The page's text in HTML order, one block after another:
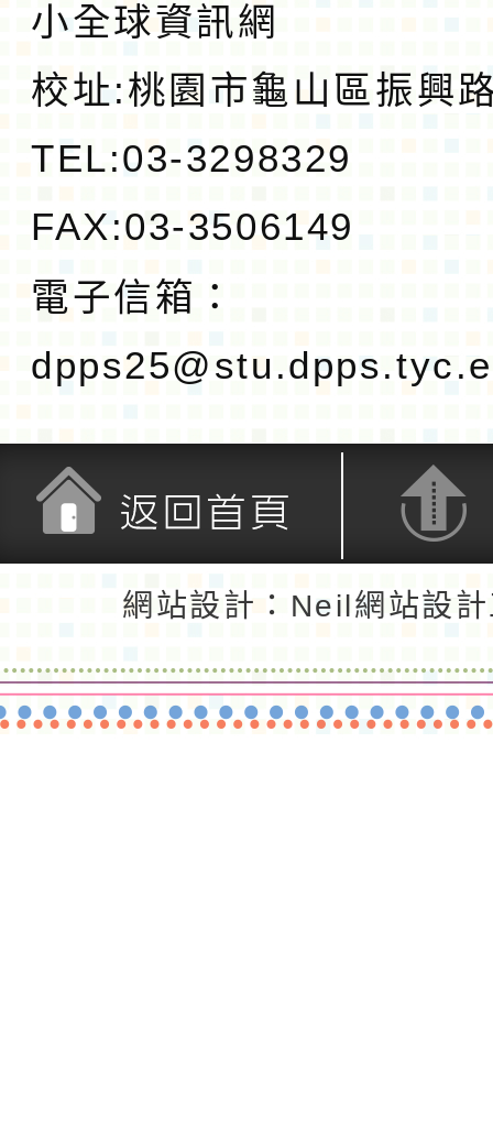
小全球資訊網
校址:桃園市龜山區振興
TEL:03-3298329
FAX:03-3506149
電子信箱：
返回頂端
網站設計：Neil網站設